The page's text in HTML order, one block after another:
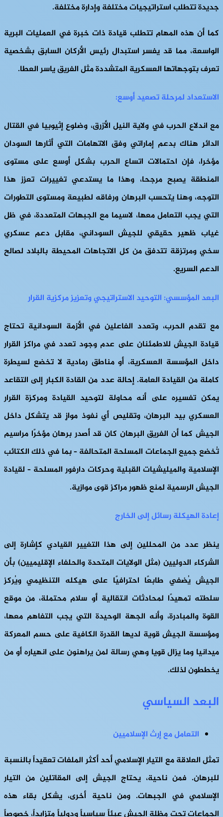
جديدة تتطلب استراتيجيات مختلفة وإدارة مختلفة.
كما أن هذه المهام تتطلب قيادة ذات خبرة في العمليات البرية
الواسعة، مما قد يفسر استبدال رئيس الأركان السابق بشخصية
تعرف بتوجهاتها العسكرية المتشددة مثل الفريق ياسر العطا.
الاستعداد لمرحلة تصعيد أوسع:
مع اندلاع الحرب في ولاية النيل الأزرق، وضلوع إثيوبيا في القتال
الدائر هناك بدعم إماراتي وفق الاتهامات التي أثارها السودان
مؤخرا، فإن احتمالات اتساع الحرب بشكل أوسع على مستوى
المنطقة يصبح مرجحا، وهذا ما يستدعي تغييرات تعزز هذا
التوجه، وهنا يتحسب البرهان ورفاقه لطبيعة ومستوى التطورات
التي يجب التعامل معها، لاسيما مع الجبهات المتعددة، في ظل
غياب ظهير حقيقي للجيش السوداني، مقابل دعم عسكري
سخي ومرتزقة تتدفق من كل الاتجاهات المحيطة بالبلاد لصالح
الدعم السريع.
البعد المؤسسي: التوحيد الاستراتيجي وتعزيز مركزية القرار
مع تقدم الحرب، وتعدد الفاعلين في الأزمة السودانية تحتاج
قيادة الجيش للاطمئنان على عدم وجود تعدد في مراكز القرار
داخل المؤسسة العسكرية، أو مناطق رمادية لا تخضع لسيطرة
كاملة من القيادة العامة. إحالة عدد من القادة الكبار إلى التقاعد
يمكن تفسيره على أنه محاولة لتوحيد القيادة ومركزة القرار
العسكري بيد البرهان، وتقليص أي نفوذ موازٍ قد يتشكل داخل
الجيش كما أن الفريق البرهان كان قد أصدر برهان مؤخرًا مراسيم
تُخضع جميع الجماعات المسلحة المتحالفة – بما في ذلك الكتائب
الإسلامية والميليشيات القبلية وحركات دارفور المسلحة – لقيادة
الجيش الرسمية لمنع ظهور مراكز قوى موازية.
إعادة الهيكلة رسائل إلى الخارج
ينظر عدد من المحللين إلى هذا التغيير القيادي كإشارة إلى
الشركاء الدوليين (مثل الولايات المتحدة والحلفاء الإقليميين) بأن
الجيش يُضفي طابعًا احترافيًا على هيكله التنظيمي ويُركز
سلطته تمهيدًا لمحادثات انتقالية أو سلام محتملة، من موقع
القوة والمبادرة، وأنه الجهة الوحيدة التي يجب التفاهم معها،
ومؤسسة الجيش قوية لديها القدرة الكافية على حسم المعركة
ميدانيا وما يزال قويا وهي رسالة لمن يراهنون على انهياره أو من
يخططون لذلك.
البعد السياسي
التعامل مع إرث الإسلاميين
تمثل العلاقة مع التيار الإسلامي أحد أكثر الملفات تعقيداً بالنسبة
للبرهان. فمن ناحية، يحتاج الجيش إلى المقاتلين من التيار
الإسلامي في الجبهات. ومن ناحية أخرى، يشكل بقاء هذه